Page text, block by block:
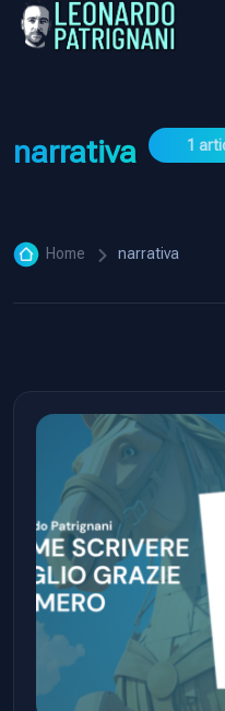
narrativa 1
Home narrativa